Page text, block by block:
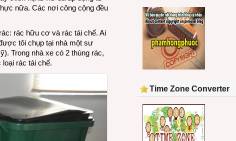
nữa. Các nơi công cộng đều
rác hữu cơ và rác tái chế. Ai
tôi chụp tại nhà một sư
Trong nhà xe có 2 thùng rác,
rác tái chế.
Time Zone Converter